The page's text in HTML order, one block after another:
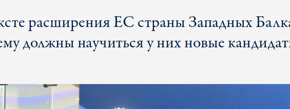
расширения ЕС страны Западных
должны научиться у них новые